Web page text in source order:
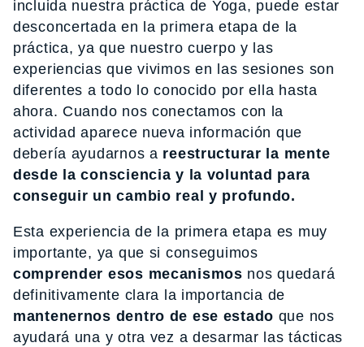
incluida nuestra práctica de Yoga, puede estar
desconcertada en la primera etapa de la
práctica, ya que nuestro cuerpo y las
experiencias que vivimos en las sesiones son
diferentes a todo lo conocido por ella hasta
ahora. Cuando nos conectamos con la
actividad aparece nueva información que
debería ayudarnos a reestructurar la mente
desde la consciencia y la voluntad para
conseguir un cambio real y profundo.
Esta experiencia de la primera etapa es muy
importante, ya que si conseguimos
comprender esos mecanismos nos quedará
definitivamente clara la importancia de
mantenernos dentro de ese estado que nos
ayudará una y otra vez a desarmar las tácticas